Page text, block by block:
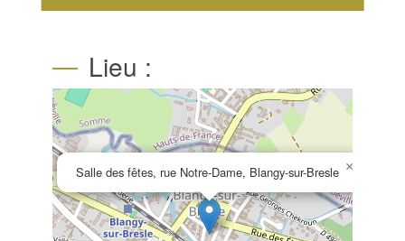
Lieu :
Salle des fêtes, rue Notre-Dame, Blangy-sur-Bresle ×